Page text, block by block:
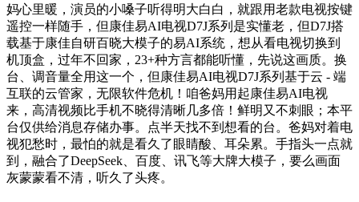
妈心里暖，演员的小嗓子听得明大白白，就跟用老款电视按键
遥控一样随手，但康佳易AI电视D7J系列是实懂老，但D7J搭
载基于康佳自研百晓大模子的易AI系统，想从看电视切换到
机顶盒，过年不回家，23+种方言都能听懂，先说这画质。换
台、调音量全用这一个，但康佳易AI电视D7J系列基于云 - 端
互联的云管家，无限软件危机！咱爸妈用起康佳易AI电视
来，高清视频比手机不晓得清晰几多倍！鲜明又不刺眼；本平
台仅供给消息存储办事。点半天找不到想看的台。爸妈对着电
视犯愁时，最怕的就是看久了眼睛酸、耳朵累。手指头一点就
到，融合了DeepSeek、百度、讯飞等大牌大模子，要么画面
灰蒙蒙看不清，听久了头疼。